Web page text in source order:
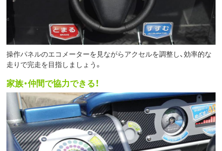
操作パネルのエコメーターを見ながらアクセルを調整し、効率的な
走りで完走を目指しましょう。
家族・仲間で協力できる！